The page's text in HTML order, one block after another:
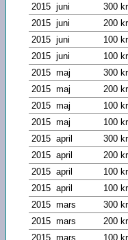
2015 juni 300 kr
2015 juni 200 kr
2015 juni 100 kr
2015 juni 100 kr
2015 maj 300 kr
2015 maj 200 kr
2015 maj 100 kr
2015 maj 100 kr
2015 april 300 kr
2015 april 200 kr
2015 april 100 kr
2015 april 100 kr
2015 mars 300 kr
2015 mars 200 kr
2015 mars 100 kr